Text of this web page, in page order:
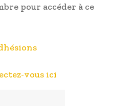
pour accéder à ce
vous ici